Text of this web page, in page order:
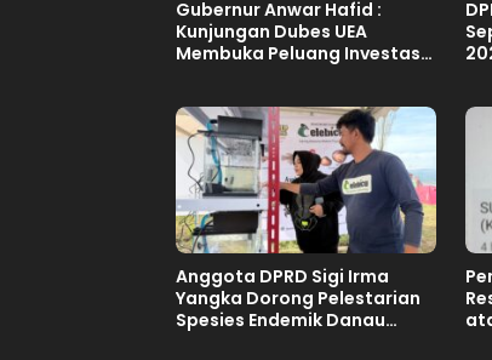
Gubernur Anwar Hafid :
Kunjungan Dubes UEA
Membuka Peluang Investasi
Anggota DPRD Sigi Irma
Yangka Dorong Pelestarian
Spesies Endemik Danau